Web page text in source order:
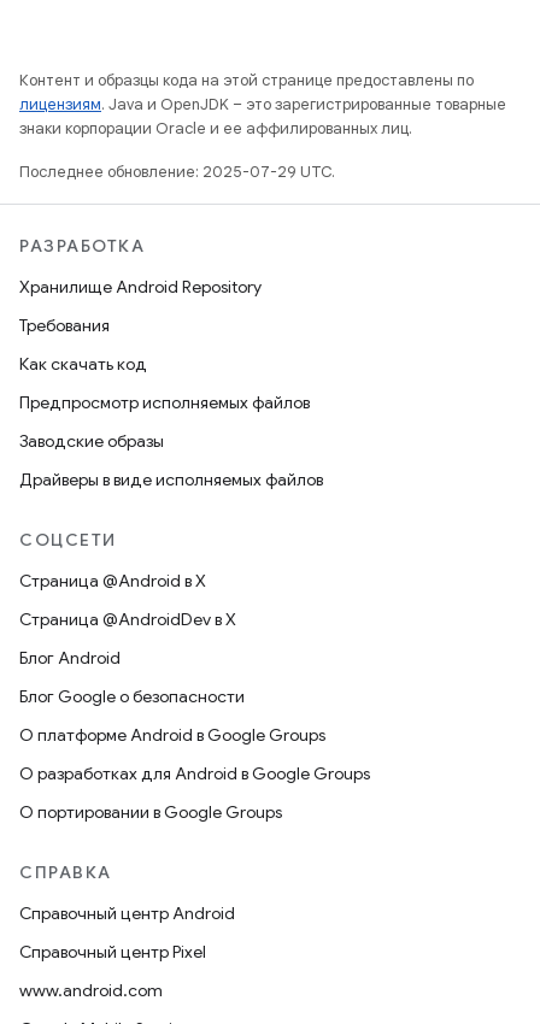
Контент и образцы кода на этой странице предоставлены по
лицензиям. Java и OpenJDK – это зарегистрированные товарные
знаки корпорации Oracle и ее аффилированных лиц.
Последнее обновление: 2025-07-29 UTC.
РАЗРАБОТКА
Хранилище Android Repository
Требования
Как скачать код
Предпросмотр исполняемых файлов
Заводские образы
Драйверы в виде исполняемых файлов
СОЦСЕТИ
Страница @Android в X
Страница @AndroidDev в X
Блог Android
Блог Google о безопасности
О платформе Android в Google Groups
О разработках для Android в Google Groups
О портировании в Google Groups
СПРАВКА
Справочный центр Android
Справочный центр Pixel
www.android.com